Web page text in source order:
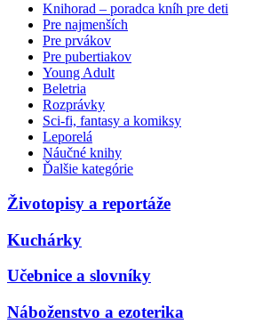
Knihorad – poradca kníh pre deti
Pre najmenších
Pre prvákov
Pre pubertiakov
Young Adult
Beletria
Rozprávky
Sci-fi, fantasy a komiksy
Leporelá
Náučné knihy
Ďalšie kategórie
Životopisy a reportáže
Kuchárky
Učebnice a slovníky
Náboženstvo a ezoterika